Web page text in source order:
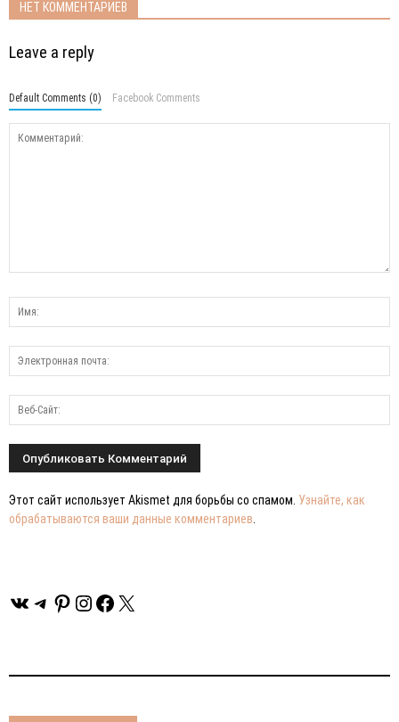
НЕТ КОММЕНТАРИЕВ
Leave a reply
Default Comments (0) Facebook Comments
Этот сайт использует Akismet для борьбы со спамом. Узнайте, как
обрабатываются ваши данные комментариев
ВКонтакте
Telegram
Pinterest
Instagram
Facebook
X